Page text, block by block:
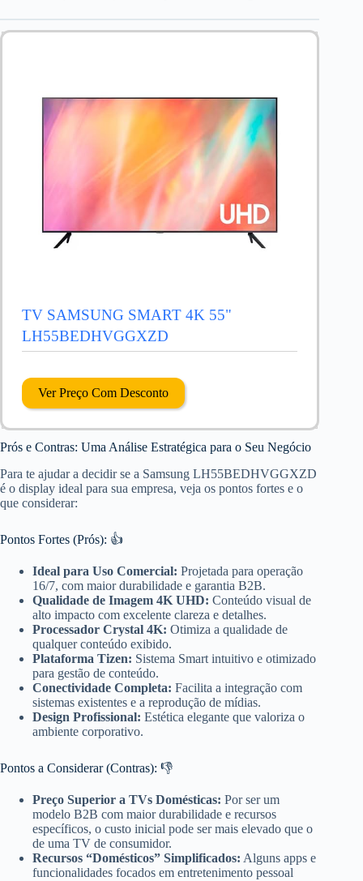
TV SAMSUNG SMART 4K 55"
LH55BEDHVGGXZD
Ver Preço Com Desconto
Prós e Contras: Uma Análise Estratégica para o Seu Negócio
Para te ajudar a decidir se a Samsung LH55BEDHVGGXZD
é o display ideal para sua empresa, veja os pontos fortes e o
que considerar:
Pontos Fortes (Prós): 👍
Ideal para Uso Comercial: Projetada para operação
16/7, com maior durabilidade e garantia B2B.
Qualidade de Imagem 4K UHD: Conteúdo visual de
alto impacto com excelente clareza e detalhes.
Processador Crystal 4K: Otimiza a qualidade de
qualquer conteúdo exibido.
Plataforma Tizen: Sistema Smart intuitivo e otimizado
para gestão de conteúdo.
Conectividade Completa: Facilita a integração com
sistemas existentes e a reprodução de mídias.
Design Profissional: Estética elegante que valoriza o
ambiente corporativo.
Pontos a Considerar (Contras): 👎
Preço Superior a TVs Domésticas: Por ser um
modelo B2B com maior durabilidade e recursos
específicos, o custo inicial pode ser mais elevado que o
de uma TV de consumidor.
Recursos “Domésticos” Simplificados: Alguns apps e
funcionalidades focados em entretenimento pessoal